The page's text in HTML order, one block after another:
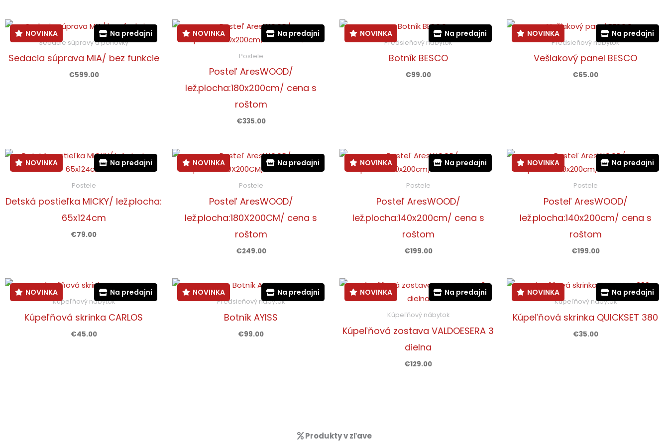
Zobraziť adresu
Na predajni
NOVINKA
Sedacie súpravy a pohovky
Sedacia súprava MIA/ bez funkcie
€599.00
Na predajni
NOVINKA
Postele
Posteľ AresWOOD/
lež.plocha:180x200cm/ cena s
roštom
€335.00
Na predajni
NOVINKA
Predsieňový nábytok
Botník BESCO
€99.00
Na predajni
NOVINKA
Predsieňový nábytok
Vešiakový panel BESCO
€65.00
Na predajni
NOVINKA
Postele
Detská postieľka MICKY/ lež.plocha:
65x124cm
€79.00
Na predajni
NOVINKA
Postele
Posteľ AresWOOD/
lež.plocha:180X200CM/ cena s
roštom
€249.00
Na predajni
NOVINKA
Postele
Posteľ AresWOOD/
lež.plocha:140x200cm/ cena s
roštom
€199.00
Na predajni
NOVINKA
Postele
Posteľ AresWOOD/
lež.plocha:140x200cm/ cena s
roštom
€199.00
Na predajni
NOVINKA
Kúpeľňový nábytok
Kúpeľňová skrinka CARLOS
€45.00
Na predajni
NOVINKA
Predsieňový nábytok
Botník AYISS
€99.00
Na predajni
NOVINKA
Kúpeľňový nábytok
Kúpeľňová zostava VALDOESERA 3
dielna
€129.00
Na predajni
NOVINKA
Kúpeľňový nábytok
Kúpeľňová skrinka QUICKSET 380
€35.00
Produkty v zľave